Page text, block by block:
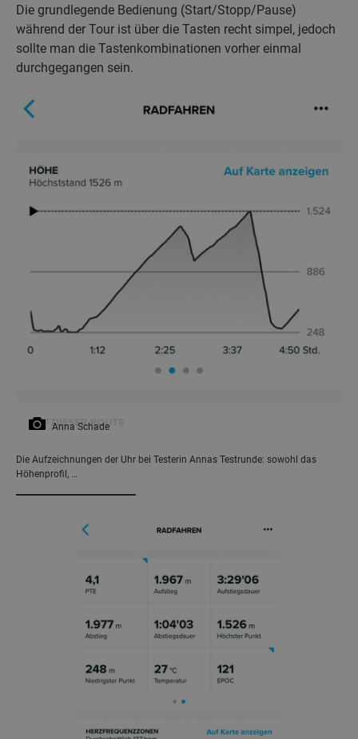
Die grundlegende Bedienung (Start/Stopp/Pause)
während der Tour ist über die Tasten recht simpel, jedoch
sollte man die Tastenkombinationen vorher einmal
durchgegangen sein.
Anna Schade
Die Aufzeichnungen der Uhr bei Testerin Annas Testrunde: sowohl das
Höhenprofil, …